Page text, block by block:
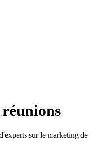
sur le marketing de